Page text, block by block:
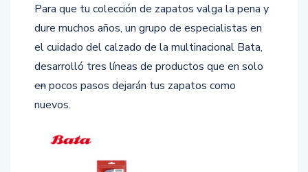
Para que tu colección de zapatos valga la pena y
dure muchos años, un grupo de especialistas en
el cuidado del calzado de la multinacional Bata,
desarrolló tres líneas de productos que en solo
enpocos pasos dejarán tus zapatos como
nuevos.